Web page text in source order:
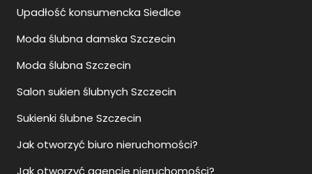
Upadłość konsumencka Siedlce
Moda ślubna damska Szczecin
Moda ślubna Szczecin
Salon sukien ślubnych Szczecin
Sukienki ślubne Szczecin
Jak otworzyć biuro nieruchomości?
Jak otworzyć agencje nieruchomości?